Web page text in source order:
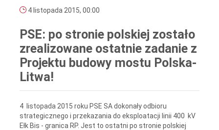
4 listopada 2015, 00:00
PSE: po stronie polskiej zostało
zrealizowane ostatnie zadanie z
Projektu budowy mostu Polska-
Litwa!
4 listopada 2015 roku PSE SA dokonały odbioru
strategicznego i przekazania do eksploatacji linii 400 kV
Ełk Bis - granica RP. Jest to ostatni po stronie polskiej